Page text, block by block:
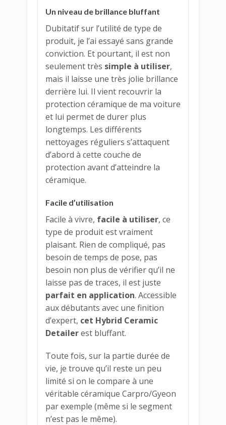
Un niveau de brillance bluffant
Dubitatif sur l’utilité de type de
produit, je l’ai essayé sans grande
conviction. Et pourtant, il est non
seulement très simple à utiliser,
mais il laisse une très jolie brillance
derrière lui. Il vient recouvrir la
protection céramique de ma voiture
et lui permet de durer plus
longtemps. Les différents
nettoyages réguliers s’attaquent
d’abord à cette couche de
protection avant d’atteindre la
céramique.
Facile d’utilisation
Facile à vivre, facile à utiliser, ce
type de produit est vraiment
plaisant. Rien de compliqué, pas
besoin de temps de pose, pas
besoin non plus de vérifier qu’il ne
laisse pas de traces, il est juste
parfait en application. Accessible
aux débutants avec une finition
d’expert, cet Hybrid Ceramic
Detailerest bluffant.
Toute fois, sur la partie durée de
vie, je trouve qu’il reste un peu
limité si on le compare à une
véritable céramique Carpro/Gyeon
par exemple (même si le segment
n’est pas le même).